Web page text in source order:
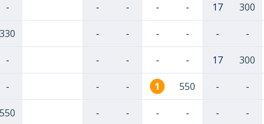
- - - - - 17 300
330 - - - - - -
- - - - - 17 300
- - - 1 550 - -
550 - - - - - -